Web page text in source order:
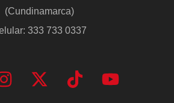
(Cundinamarca)
333 733 0337